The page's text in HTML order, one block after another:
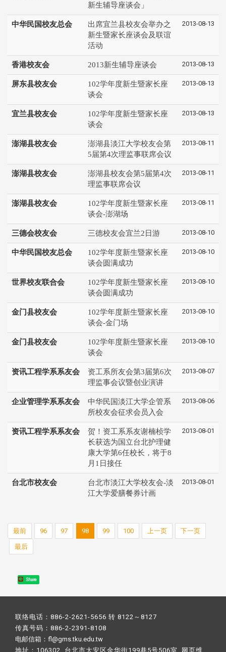
新生辅导座谈会」
中华民国校友总会
出席宜兰县校友会举办之
新生暨家长座谈会及联谊
活动
2013-08-13
香港校友会 2013新生辅导座谈会 2013-08-13
屏东县校友会
102学年度新生暨家长座
谈会
2013-08-13
宜兰县校友会
102学年度新生暨家长座
谈会
2013-08-13
澎湖县校友会
澎湖县淡江大学校友会第
5届第4次理监事联席会议
2013-08-11
澎湖县校友会
澎湖县校友会第5届第4次
理监事联席会议
2013-08-11
澎湖县校友会
102学年度新生暨家长座
谈会-澎湖场
2013-08-11
三德会校友会 三德校友会宜兰2日游 2013-08-10
中华民国校友总会
102学年度新生暨家长座
谈会圆满成功
2013-08-10
世界校友联合会
102学年度新生暨家长座
谈会圆满成功
2013-08-10
金门县校友会
102学年度新生暨家长座
谈会-金门场
2013-08-10
金门县校友会
102学年度新生暨家长座
谈会
2013-08-10
资讯工程学系系友会
资工系所友会第3届第6次
理监事会议暨创业演讲
2013-08-07
企业管理学系系友会
中华民国淡江大学企管系
所校友会征求会员入会
2013-08-06
资讯工程学系系友会
贺！资工系系友谢楠桢学
长获选为国立台北护理健
康大学第6任校长，将于8
月1日接任
2013-08-01
台北市校友会
台北市淡江大学校友会-淡
江大学爱膳餐券计画
2013-08-01
最前 96 97 98 99 100 上一页 下一页
最后
Share
联络电话：886-2-2621-5656 转 8122～8127
传真号码：886-2-2391-8108
电邮信箱：fl@gms.tku.edu.tw
地址：106302 台北市大安区金华街199巷5号506室 网页维